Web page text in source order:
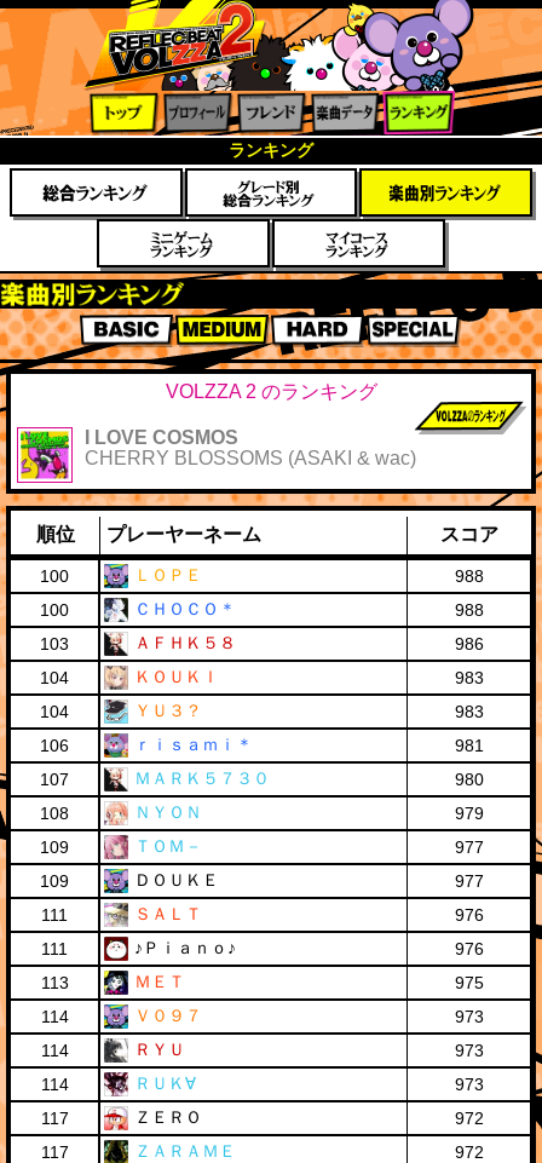
ィール
フレン
ド
楽曲デ
ータ
ング
ランキング
楽曲別スコアランキング
BASIC MEDIUM HARD SPECIAL
VOLZZA 2 のランキング
前作までのス
コア
I LOVE COSMOS
CHERRY BLOSSOMS (ASAKI & wac)
順位 プレーヤーネーム スコア
100 ＬＯＰＥ
988
100
ＣＨＯＣＯ＊
988
103
ＡＦＨＫ５８
986
104
ＫＯＵＫＩ
983
104
ＹＵ３？
983
106
ｒｉｓａｍｉ＊
981
107
ＭＡＲＫ５７３０
980
108
ＮＹＯＮ
979
109
ＴＯＭ－
977
109
ＤＯＵＫＥ
977
111
ＳＡＬＴ
976
111
♪Ｐｉａｎｏ♪
976
113
ＭＥＴ
975
114
Ｖ０９７
973
114
ＲＹＵ
973
114
ＲＵＫ∀
973
117
ＺＥＲＯ
972
117
ＺＡＲＡＭＥ
972